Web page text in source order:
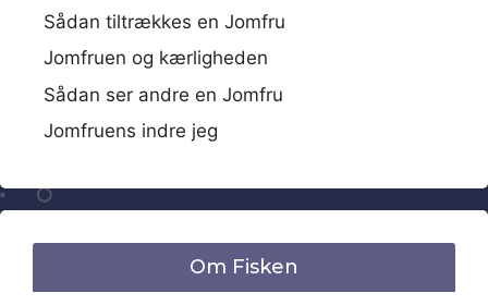
Sådan tiltrækkes en Jomfru
Jomfruen og kærligheden
Sådan ser andre en Jomfru
Jomfruens indre jeg
Om Fisken